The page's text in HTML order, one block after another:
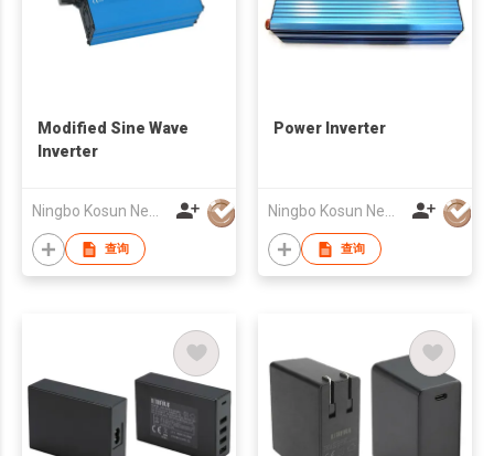
Modified Sine Wave
Inverter
Ningbo Kosun New Energy Co., Ltd
查询
Power Inverter
Ningbo Kosun New Energy Co., Ltd
查询